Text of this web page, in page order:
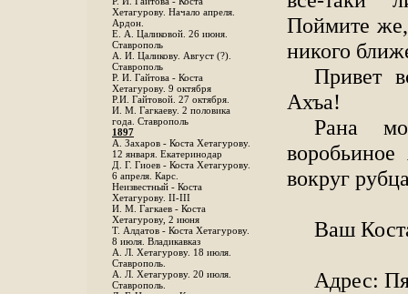
Хетагурову. Начало апреля.
Ардон.
Е. А. Цаликовой. 26 июня.
Ставрополь
А. И. Цаликову. Август (?).
Ставрополь
Р. И. Гайтова - Коста
Хетагурову. 9 октября
Р.И. Гайтовой. 27 октября.
И. М. Гагкаеву. 2 половика
года. Ставрополь
1897
А. Захаров - Коста Хетагурову.
12 января. Екатеринодар
Д. Г. Гиоев - Коста Хетагурову.
6 апреля. Карс.
Неизвестный - Коста
Хетагурову. II-III
И. М. Гагкаев - Коста
Хетагурову, 2 июня
Т. Алдатов - Коста Хетагурову.
8 июля. Владикавказ
А. Л. Хетагурову. 18 июля.
Ставрополь.
А. Л. Хетагурову. 20 июля.
Ставрополь.
Поймите
никого
Привет
Ахъа!
Рана
вокруг
Ваш
Адрес: